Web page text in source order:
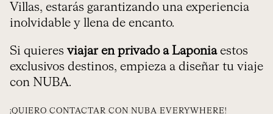
Villas, estarás garantizando una experiencia
inolvidable y llena de encanto.
Si quieres viajar en privado a Laponiaestos
exclusivos destinos, empieza a diseñar tu viaje
con NUBA.
¡QUIERO CONTACTAR CON NUBA EVERYWHERE!